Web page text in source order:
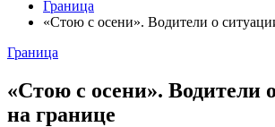
Граница
«Стою с осени». Водители о
Граница
«Стою с осени». Водители
на границе